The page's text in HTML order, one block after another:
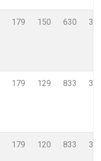
179 150 630
179 129 833
179 120 833